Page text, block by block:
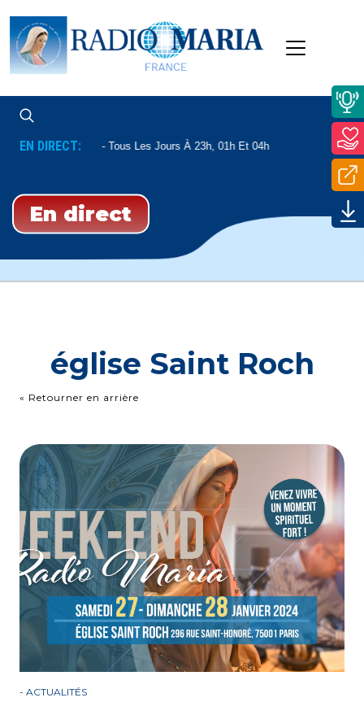
EN DIRECT:
Enseignement Tous Les Jours À 23h, 01h Et 04h
En direct
église Saint Roch
« Retourner en arrière
- ACTUALITÉS